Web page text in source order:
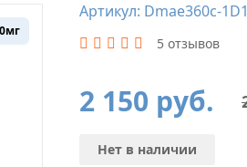
Артикул: Dmae360c-
5 отзывов
Первоначальная
390 руб..
2 150 руб.
Текущая
150 руб..
Нет в наличии